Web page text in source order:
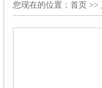
您现在的位置： 首页 >>